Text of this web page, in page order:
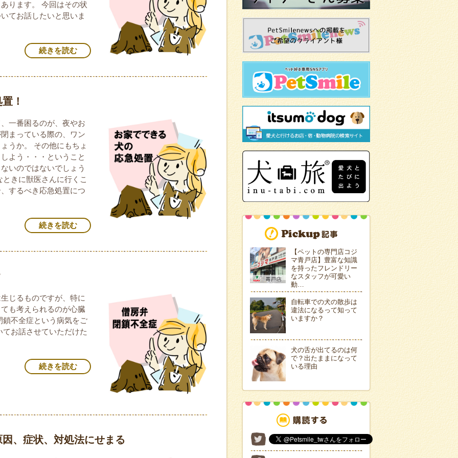
ります。 今回はその状
てお話したいと思いま
続きを読む
！
一番困るのが、夜やお
まっている際の、ワン
うか。 その他にもちょ
よう・・・ということ
いのではないでしょう
きに獣医さんに行くこ
するべき応急処置につ
続きを読む
じるものですが、特に
も考えられるのが心臓
不全症という病気をご
お話させていただけた
続きを読む
、症状、対処法にせまる
【ペットの専門店コジ
マ青戸店】豊富な知識
を持ったフレンドリー
なスタッフが可愛い
動…
自転車での犬の散歩は
違法になるって知って
いますか？
犬の舌が出てるのは何
で？出たままになって
いる理由